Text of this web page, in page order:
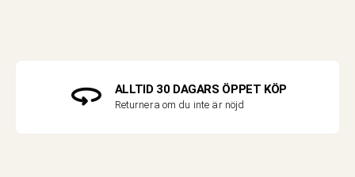
ALLTID 30 DAGARS ÖPPET KÖP
Returnera om du inte är nöjd